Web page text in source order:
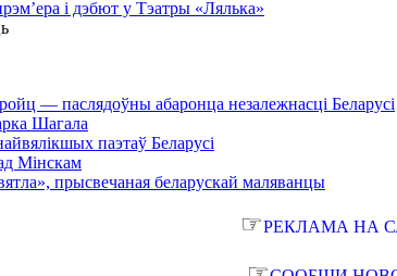
і дэбют у Тэатры «Лялька»
— паслядоўны абаронца незалежнасці Беларусі
Шагала
паэтаў Беларусі
Мінскам
прысвечаная беларускай маляванцы
☞РЕКЛАМА НА